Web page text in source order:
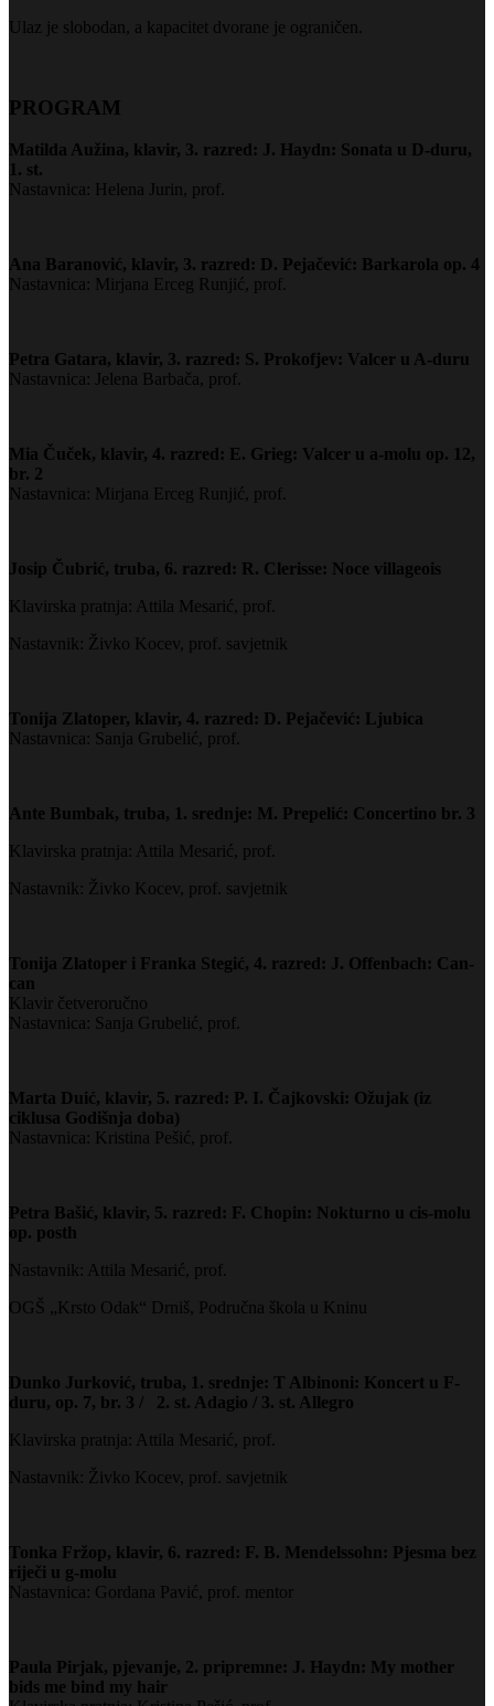
Ulaz je slobodan, a kapacitet dvorane je ograničen.
PROGRAM
Matilda Aužina, klavir, 3. razred: J. Haydn: Sonata u D-duru,
1. st.
Nastavnica: Helena Jurin, prof.
Ana Baranović, klavir, 3. razred: D. Pejačević: Barkarola op. 4
Nastavnica: Mirjana Erceg Runjić, prof.
Petra Gatara, klavir, 3. razred: S. Prokofjev: Valcer u A-duru
Nastavnica: Jelena Barbača, prof.
Mia Čuček, klavir, 4. razred: E. Grieg: Valcer u a-molu op. 12,
br. 2
Nastavnica: Mirjana Erceg Runjić, prof.
Josip Čubrić, truba, 6. razred: R. Clerisse: Noce villageois
Klavirska pratnja: Attila Mesarić, prof.
Nastavnik: Živko Kocev, prof. savjetnik
Tonija Zlatoper, klavir, 4. razred: D. Pejačević: Ljubica
Nastavnica: Sanja Grubelić, prof.
Ante Bumbak, truba, 1. srednje: M. Prepelić: Concertino br. 3
Klavirska pratnja: Attila Mesarić, prof.
Nastavnik: Živko Kocev, prof. savjetnik
Tonija Zlatoper i Franka Stegić, 4. razred: J. Offenbach: Can-
can
Klavir četveroručno
Nastavnica: Sanja Grubelić, prof.
Marta Duić, klavir, 5. razred: P. I. Čajkovski: Ožujak (iz
ciklusa Godišnja doba)
Nastavnica: Kristina Pešić, prof.
Petra Bašić, klavir, 5. razred: F. Chopin: Nokturno u cis-molu
op. posth
Nastavnik: Attila Mesarić, prof.
OGŠ „Krsto Odak“ Drniš, Područna škola u Kninu
Dunko Jurković, truba, 1. srednje: T Albinoni: Koncert u F-
duru, op. 7, br. 3 / 2. st. Adagio / 3. st. Allegro
Klavirska pratnja: Attila Mesarić, prof.
Nastavnik: Živko Kocev, prof. savjetnik
Tonka Fržop, klavir, 6. razred: F. B. Mendelssohn: Pjesma bez
riječi u g-molu
Nastavnica: Gordana Pavić, prof. mentor
Paula Pirjak, pjevanje, 2. pripremne: J. Haydn: My mother
bids me bind my hair